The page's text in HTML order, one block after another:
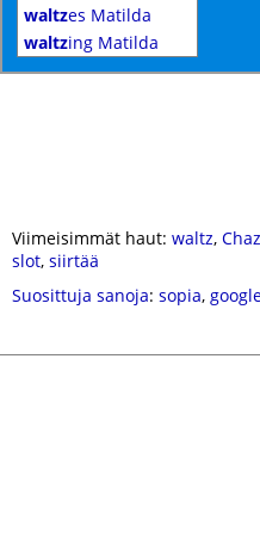
waltzes Matilda
waltzing Matilda
Viimeisimmät haut: waltz,
slot, siirtää
Suosittuja sanoja: sopia,